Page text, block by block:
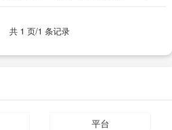
共 1 页/1 条记录
平台